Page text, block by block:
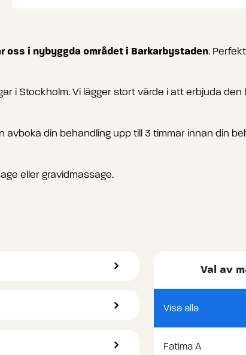
oss i nybyggda området i Barkarbystaden.
i Stockholm. Vi lägger stort värde i att erbjuda
din behandling upp till 3 timmar innan din
eller gravidmassage.
Val av
Visa alla
Fatima A